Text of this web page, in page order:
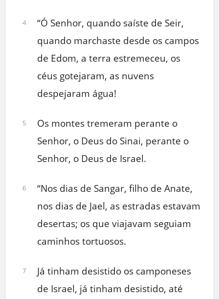
4
“Ó Senhor, quando saíste de Seir,
quando marchaste desde os campos
de Edom, a terra estremeceu, os
céus gotejaram, as nuvens
despejaram água!
5
Os montes tremeram perante o
Senhor, o Deus do Sinai, perante o
Senhor, o Deus de Israel.
6
“Nos dias de Sangar, filho de Anate,
nos dias de Jael, as estradas estavam
desertas; os que viajavam seguiam
caminhos tortuosos.
7
Já tinham desistido os camponeses
de Israel, já tinham desistido, até